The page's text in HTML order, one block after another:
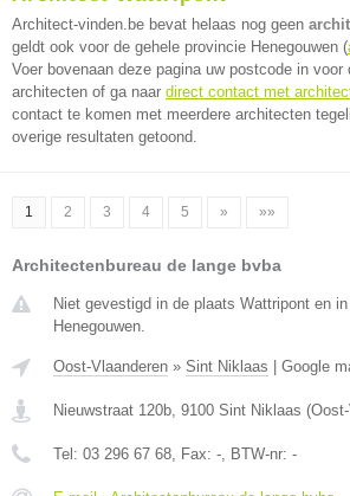
Architect-vinden.be bevat helaas nog geen
geldt ook voor de gehele provincie Henegouwen (
Voer bovenaan deze pagina uw postcode in
architecten of ga naar direct contact met
contact te komen met meerdere architecten
overige resultaten getoond.
1 2 3 4 5 » »»
Architectenbureau de lange bvba
Niet gevestigd in de plaats Wattripont en
Henegouwen.
Oost-Vlaanderen » Sint Niklaas Google
Nieuwstraat 120b, 9100 Sint Niklaas (
Tel: 03 296 67 68, Fax: -, BTW-nr: -